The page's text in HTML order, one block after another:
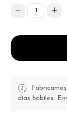
1
días hábiles.